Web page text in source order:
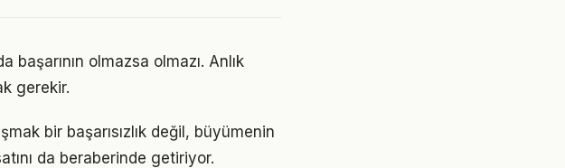
başarının olmazsa olmazı. Anlık
gerekir.
bir başarısızlık değil, büyümenin
da beraberinde getiriyor.